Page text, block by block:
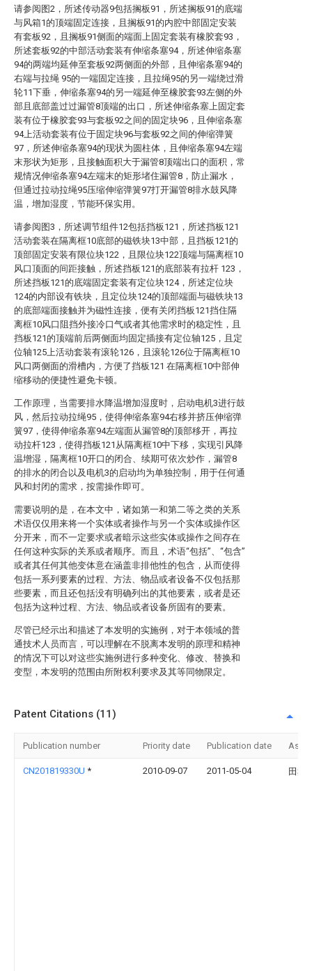
请参阅图2，所述传动器9包括搁板91，所述搁板91的底端
与风箱1的顶端固定连接，且搁板91的内腔中部固定安装
有套板92，且搁板91侧面的端面上固定套装有橡胶套93，
所述套板92的中部活动套装有伸缩条塞94，所述伸缩条塞
94的两端均延伸至套板92两侧面的外部，且伸缩条塞94的
右端与拉绳 95的一端固定连接，且拉绳95的另一端绕过滑
轮11下垂，伸缩条塞94的另一端延伸至橡胶套93左侧的外
部且底部盖过过漏管8顶端的出口，所述伸缩条塞上固定套
装有位于橡胶套93与套板92之间的固定块96，且伸缩条塞
94上活动套装有位于固定块96与套板92之间的伸缩弹簧
97，所述伸缩条塞94的现状为圆柱体，且伸缩条塞94左端
末形状为矩形，且接触面积大于漏管8顶端出口的面积，常
规情况伸缩条塞94左端末的矩形堵住漏管8，防止漏水，
但通过拉动拉绳95压缩伸缩弹簧97打开漏管8排水鼓风降
温，增加湿度，节能环保实用。
请参阅图3，所述调节组件12包括挡板121，所述挡板121
活动套装在隔离框10底部的磁铁块13中部，且挡板121的
顶部固定安装有限位块122，且限位块122顶端与隔离框10
风口顶面的间距接触，所述挡板121的底部装有拉杆 123，
所述挡板121的底端固定套装有定位块124，所述定位块
124的内部设有铁块，且定位块124的顶部端面与磁铁块13
的底部端面接触并为磁性连接，便有关闭挡板121挡住隔
离框10风口阻挡外接冷口气或者其他需求时的稳定性，且
挡板121的顶端前后两侧面均固定插接有定位轴125，且定
位轴125上活动套装有滚轮126，且滚轮126位于隔离框10
风口两侧面的滑槽内，方便了挡板121 在隔离框10中部伸
缩移动的便捷性避免卡顿。
工作原理，当需要排水降温增加湿度时，启动电机3进行鼓
风，然后拉动拉绳95，使得伸缩条塞94右移并挤压伸缩弹
簧97，使得伸缩条塞94左端面从漏管8的顶部移开，再拉
动拉杆123，使得挡板121从隔离框10中下移，实现引风降
温增湿，隔离框10开口的闭合、续期可依次炒作，漏管8
的排水的闭合以及电机3的启动均为单独控制，用于任何通
风和封闭的需求，按需操作即可。
需要说明的是，在本文中，诸如第一和第二等之类的关系
术语仅仅用来将一个实体或者操作与另一个实体或操作区
分开来，而不一定要求或者暗示这些实体或操作之间存在
任何这种实际的关系或者顺序。而且，术语“包括”、“包含”
或者其任何其他变体意在涵盖非排他性的包含，从而使得
包括一系列要素的过程、方法、物品或者设备不仅包括那
些要素，而且还包括没有明确列出的其他要素，或者是还
包括为这种过程、方法、物品或者设备所固有的要素。
尽管已经示出和描述了本发明的实施例，对于本领域的普
通技术人员而言，可以理解在不脱离本发明的原理和精神
的情况下可以对这些实施例进行多种变化、修改、替换和
变型，本发明的范围由所附权利要求及其等同物限定。
Patent Citations (11)
Publication number Priority date Publication date
CN201819330U * 2010-09-07 2011-05-04 田鑫